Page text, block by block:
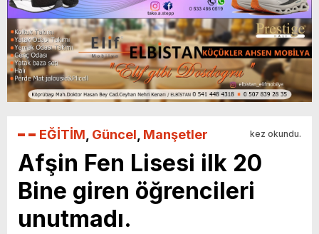
EĞİTİM Güncel Manşetler kez okundu.
Afşin Fen Lisesi ilk 20
Bine giren öğrencileri
unutmadı.